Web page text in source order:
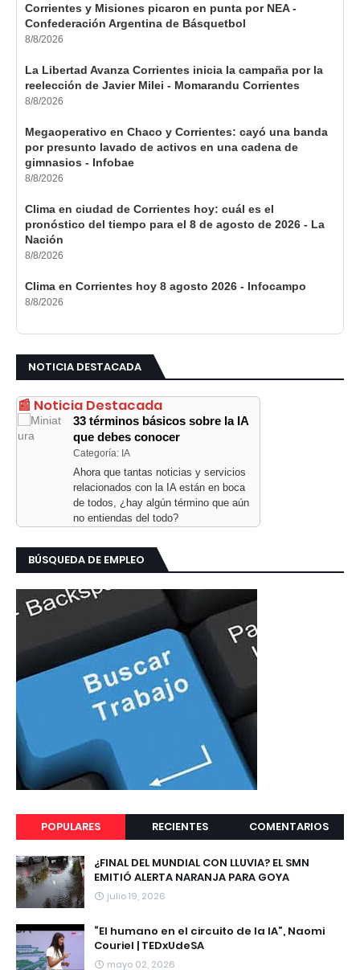
Corrientes y Misiones picaron en punta por NEA -
Confederación Argentina de Básquetbol
8/8/2026
La Libertad Avanza Corrientes inicia la campaña por la
reelección de Javier Milei - Momarandu Corrientes
8/8/2026
Megaoperativo en Chaco y Corrientes: cayó una banda
por presunto lavado de activos en una cadena de
gimnasios - Infobae
8/8/2026
Clima en ciudad de Corrientes hoy: cuál es el
pronóstico del tiempo para el 8 de agosto de 2026 - La
Nación
8/8/2026
Clima en Corrientes hoy 8 agosto 2026 - Infocampo
8/8/2026
NOTICIA DESTACADA
📰 Noticia Destacada
33 términos básicos sobre la IA
que debes conocer
Categoría: IA
Ahora que tantas noticias y servicios
relacionados con la IA están en boca
de todos, ¿hay algún término que aún
no entiendas del todo?
BÚSQUEDA DE EMPLEO
POPULARES RECIENTES COMENTARIOS
¿FINAL DEL MUNDIAL CON LLUVIA? EL SMN
EMITIÓ ALERTA NARANJA PARA GOYA
julio 19, 2026
“El humano en el circuito de la IA”, Naomi
Couriel | TEDxUdeSA
mayo 02, 2026